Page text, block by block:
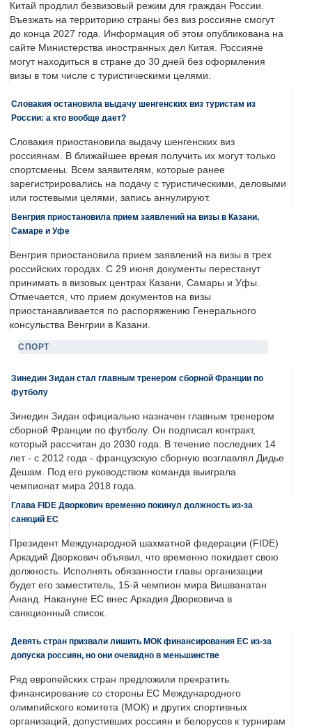
Китай продлил безвизовый режим для граждан России.
Въезжать на территорию страны без виз россияне смогут
до конца 2027 года. Информация об этом опубликована на
сайте Министерства иностранных дел Китая. Россияне
могут находиться в стране до 30 дней без оформления
визы в том числе с туристическими целями.
Словакия остановила выдачу шенгенских виз туристам из
России: а кто вообще дает?
Словакия приостановила выдачу шенгенских виз
россиянам. В ближайшее время получить их могут только
спортсмены. Всем заявителям, которые ранее
зарегистрировались на подачу с туристическими, деловыми
или гостевыми целями, запись аннулируют.
Венгрия приостановила прием заявлений на визы в Казани,
Самаре и Уфе
Венгрия приостановила прием заявлений на визы в трех
российских городах. С 29 июня документы перестанут
принимать в визовых центрах Казани, Самары и Уфы.
Отмечается, что прием документов на визы
приостанавливается по распоряжению Генерального
консульства Венгрии в Казани.
СПОРТ
Зинедин Зидан стал главным тренером сборной Франции по
футболу
Зинедин Зидан официально назначен главным тренером
сборной Франции по футболу. Он подписал контракт,
который рассчитан до 2030 года. В течение последних 14
лет - с 2012 года - французскую сборную возглавлял Дидье
Дешам. Под его руководством команда выиграла
чемпионат мира 2018 года.
Глава FIDE Дворкович временно покинул должность из-за
санкций ЕС
Президент Международной шахматной федерации (FIDE)
Аркадий Дворкович объявил, что временно покидает свою
должность. Исполнять обязанности главы организации
будет его заместитель, 15-й чемпион мира Вишванатан
Ананд. Накануне ЕС внес Аркадия Дворковича в
санкционный список.
Девять стран призвали лишить МОК финансирования ЕС из-за
допуска россиян, но они очевидно в меньшинстве
Ряд европейских стран предложили прекратить
финансирование со стороны ЕС Международного
олимпийского комитета (МОК) и других спортивных
организаций, допустивших россиян и белорусов к турнирам